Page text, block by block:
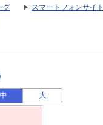
グ
スマートフォンサイト
中 大